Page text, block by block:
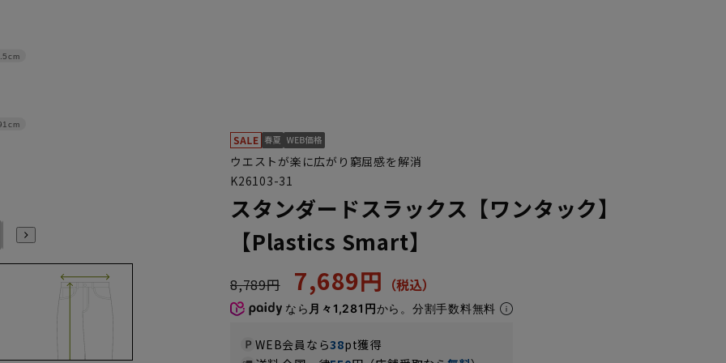
105
ウエストが楽に広がり窮屈感を解消
K26103-31
スタンダードスラックス【ワンタック】
【Plastics Smart】
8,789円 7,689円
なら 月々1,281円から。分割手数料無料
WEB会員なら38pt獲得